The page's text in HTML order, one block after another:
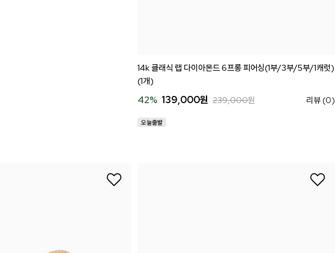
14k 클래식 랩 다이아몬드 6프롱 피어싱(1부/3부/5부/1캐럿)
(1개)
42% 139,000원 239,000원 리뷰 (0)